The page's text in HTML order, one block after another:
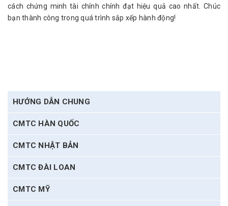
cách chứng minh tài chính chính đạt hiệu quả cao nhất. Chúc
bạn thành công trong quá trình sắp xếp hành động!
HƯỚNG DẪN CHUNG
CMTC HÀN QUỐC
CMTC NHẬT BẢN
CMTC ĐÀI LOAN
CMTC MỸ